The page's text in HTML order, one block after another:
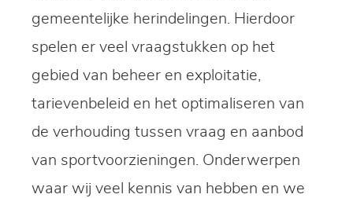
gemeentelijke herindelingen. Hierdoor
spelen er veel vraagstukken op het
gebied van beheer en exploitatie,
tarievenbeleid en het optimaliseren van
de verhouding tussen vraag en aanbod
van sportvoorzieningen. Onderwerpen
waar wij veel kennis van hebben en we